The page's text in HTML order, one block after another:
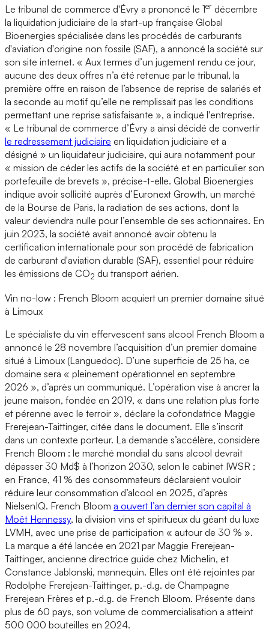
Le tribunal de commerce d'Évry a prononcé le 1er décembre
la liquidation judiciaire de la start-up française Global
Bioenergies spécialisée dans les procédés de carburants
d'aviation d'origine non fossile (SAF), a annoncé la société sur
son site internet. « Aux termes d’un jugement rendu ce jour,
aucune des deux offres n’a été retenue par le tribunal, la
première offre en raison de l’absence de reprise de salariés et
la seconde au motif qu’elle ne remplissait pas les conditions
permettant une reprise satisfaisante », a indiqué l'entreprise.
« Le tribunal de commerce d’Évry a ainsi décidé de convertir
le redressement judiciaire en liquidation judiciaire et a
désigné » un liquidateur judiciaire, qui aura notamment pour
« mission de céder les actifs de la société et en particulier son
portefeuille de brevets », précise-t-elle. Global Bioenergies
indique avoir sollicité auprès d’Euronext Growth, un marché
de la Bourse de Paris, la radiation de ses actions, dont la
valeur deviendra nulle pour l’ensemble de ses actionnaires. En
juin 2023, la société avait annoncé avoir obtenu la
certification internationale pour son procédé de fabrication
de carburant d'aviation durable (SAF), essentiel pour réduire
les émissions de CO2 du transport aérien.
Vin no-low : French Bloom acquiert un premier domaine situé
à Limoux
Le spécialiste du vin effervescent sans alcool French Bloom a
annoncé le 28 novembre l’acquisition d’un premier domaine
situé à Limoux (Languedoc). D’une superficie de 25 ha, ce
domaine sera « pleinement opérationnel en septembre
2026 », d’après un communiqué. L’opération vise à ancrer la
jeune maison, fondée en 2019, « dans une relation plus forte
et pérenne avec le terroir », déclare la cofondatrice Maggie
Frerejean-Taittinger, citée dans le document. Elle s’inscrit
dans un contexte porteur. La demande s’accélère, considère
French Bloom : le marché mondial du sans alcool devrait
dépasser 30 Md$ à l’horizon 2030, selon le cabinet IWSR ;
en France, 41 % des consommateurs déclaraient vouloir
réduire leur consommation d’alcool en 2025, d’après
NielsenIQ. French Bloom a ouvert l’an dernier son capital à
Moët Hennessy, la division vins et spiritueux du géant du luxe
LVMH, avec une prise de participation « autour de 30 % ».
La marque a été lancée en 2021 par Maggie Frerejean-
Taittinger, ancienne directrice guide chez Michelin, et
Constance Jablonski, mannequin. Elles ont été rejointes par
Rodolphe Frerejean-Taittinger, p.-d.g. de Champagne
Frerejean Frères et p.-d.g. de French Bloom. Présente dans
plus de 60 pays, son volume de commercialisation a atteint
500 000 bouteilles en 2024.